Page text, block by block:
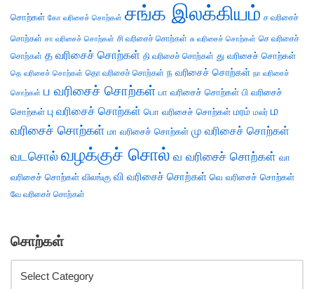
சொற்கள் கோ வரிசைச் சொற்கள் சங்க இலக்கியம் ச வரிசைச்
சொற்கள் சா வரிசைச் சொற்கள் சி வரிசைச் சொற்கள் சு வரிசைச் சொற்கள் செ வரிசைச்
சொற்கள் த வரிசைச் சொற்கள் தி வரிசைச் சொற்கள் து வரிசைச் சொற்கள்
தெ வரிசைச் சொற்கள் தொ வரிசைச் சொற்கள் ந வரிசைச் சொற்கள் நா வரிசைச்
சொற்கள் ப வரிசைச் சொற்கள் பா வரிசைச் சொற்கள் பி வரிசைச்
சொற்கள் பு வரிசைச் சொற்கள் பொ வரிசைச் சொற்கள் மரம் மலர் ம
வரிசைச் சொற்கள் மா வரிசைச் சொற்கள் மு வரிசைச் சொற்கள்
வடசொல் வழக்குச் சொல் வ வரிசைச் சொற்கள் வா
வரிசைச் சொற்கள் விலங்கு வி வரிசைச் சொற்கள் வெ வரிசைச் சொற்கள்
வே வரிசைச் சொற்கள்
சொற்கள்